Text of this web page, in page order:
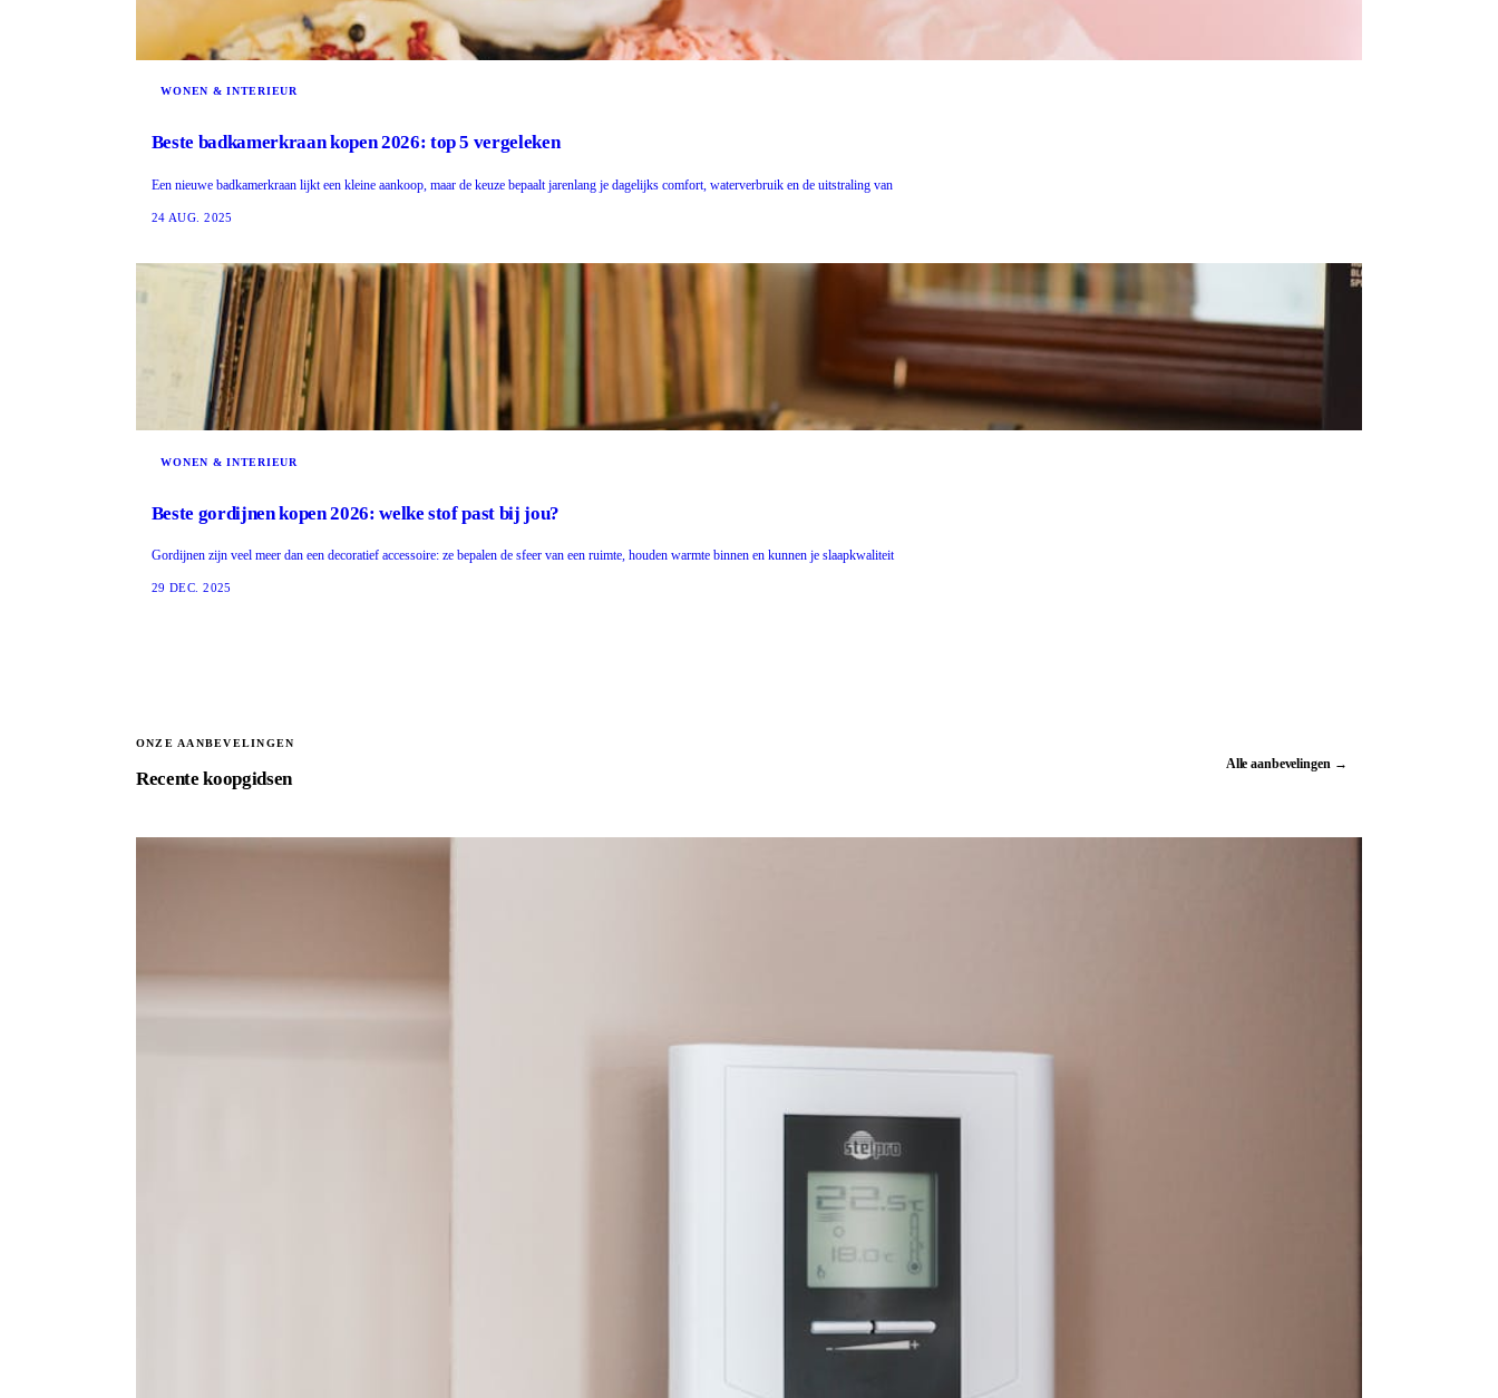
WONEN & INTERIEUR
Beste badkamerkraan kopen 2026: top 5 vergeleken
Een nieuwe badkamerkraan lijkt een kleine aankoop, maar de keuze bepaalt jarenlang je dagelijks comfort, waterverbruik en de uitstraling van
24 AUG. 2025
WONEN & INTERIEUR
Beste gordijnen kopen 2026: welke stof past bij jou?
Gordijnen zijn veel meer dan een decoratief accessoire: ze bepalen de sfeer van een ruimte, houden warmte binnen en kunnen je slaapkwaliteit
29 DEC. 2025
ONZE AANBEVELINGEN
Recente koopgidsen
Alle aanbevelingen →